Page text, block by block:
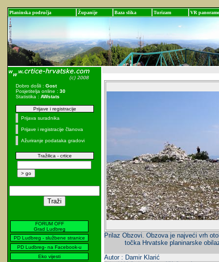
Planinska područja Županije Baza slika Turizam VR panorame
Dobro došli : Gost
Posjetitelja online : 30
Statistika : AWstats
Prijave i registracije
Prijava suradnika
Prijave i registracije članova
Ažuriranje podataka gradovi
Tražilica - crtice
FORUM OFF
Grad Ludbreg
PD Ludbreg - službene stranice
PD Ludbreg- na Facebook-u
Eko vijesti
Prilaz Obzovi. Obzova je najveći vrh
točka Hrvatske planinarske
Autor : Damir Klarić